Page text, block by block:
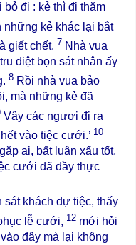
bỏ đi : kẻ thì đi thăm
những kẻ khác lại bắt
giết chết. 7 Nhà vua
diệt bọn sát nhân ấy
8 Rồi nhà vua bảo
mà những kẻ đã
Vậy các ngươi đi ra
vào tiệc cưới.’ 10
ai, bất luận xấu tốt,
cưới đã đầy thực
sát khách dự tiệc, thấy
lễ cưới, 12 mới hỏi
đây mà lại không